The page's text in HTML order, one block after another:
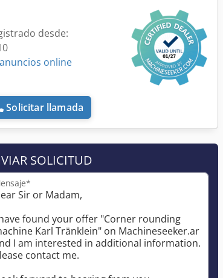
desde:
online
Solicitar llamada
SOLICITUD